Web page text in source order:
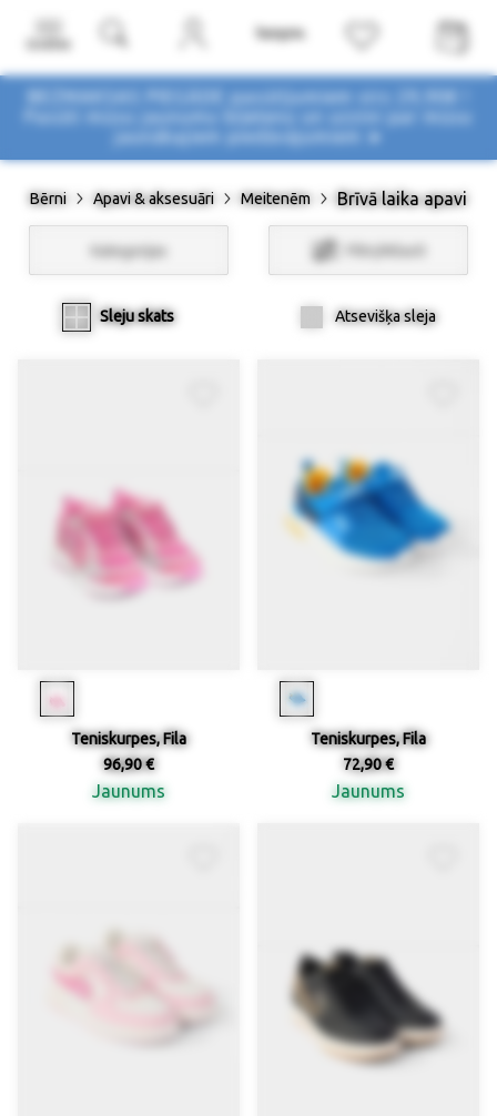
BEZMAKSAS PIEGĀDE pasūtījumiem virs 29,90€ !
Pasūti mūsu jaunumu biļetenu un uzzini par mūsu
Bērni Apavi & aksesuāri Meitenēm Brīvā laika apavi
Kategorijas Filtri/Atlasīt
Sleju skats Atsevišķa sleja
Teniskurpes, Fila
96,90 €
Jaunums
Teniskurpes, Fila
72,90 €
Jaunums